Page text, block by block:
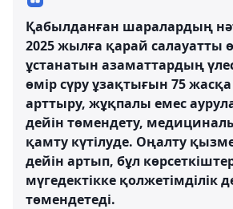
Қабылданған шаралардың
2025 жылға қарай салауатты
ұстанатын азаматтардың
өмір сүру ұзақтығын 75 жасқа
арттыру, жұқпалы емес
дейін төмендету,
қамту күтілуде. Оңалту
дейін артып, бұл
мүгедектікке қолжетімділік
төмендетеді.